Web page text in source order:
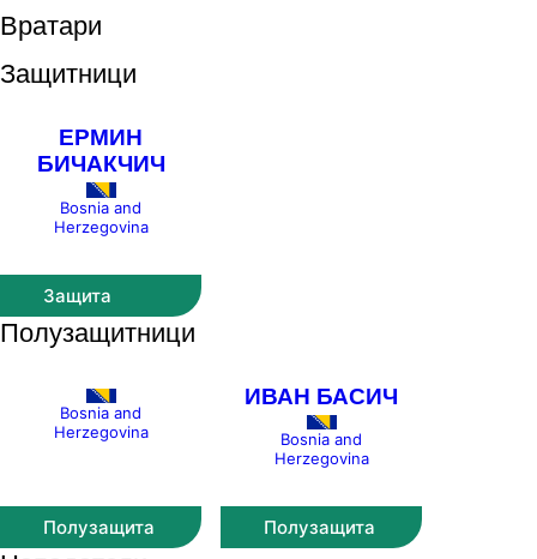
Вратари
Защитници
ЕРМИН
БИЧАКЧИЧ
Bosnia and
Herzegovina
Защита
Полузащитници
Bosnia and
Herzegovina
Полузащита
ИВАН БАСИЧ
Bosnia and
Herzegovina
Полузащита